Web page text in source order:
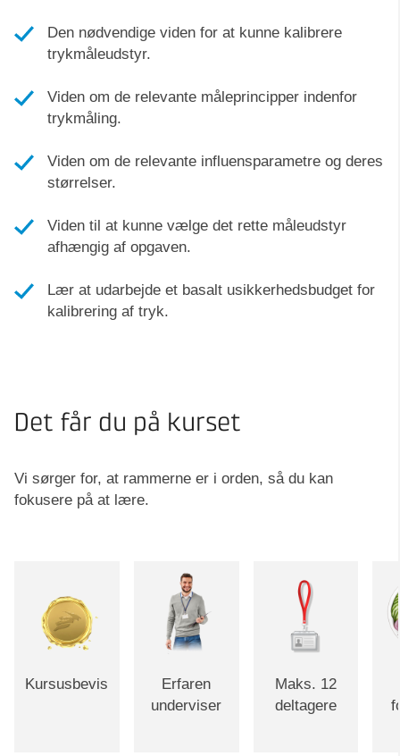
Den nødvendige viden for at kunne kalibrere
trykmåleudstyr.
Viden om de relevante måleprincipper indenfor
trykmåling.
Viden om de relevante influensparametre og deres
størrelser.
Viden til at kunne vælge det rette måleudstyr
afhængig af opgaven.
Lær at udarbejde et basalt usikkerhedsbudget for
kalibrering af tryk.
Det får du på kurset
Vi sørger for, at rammerne er i orden, så du kan
fokusere på at lære.
Kursusbevis
Erfaren
underviser
Maks. 12
deltagere